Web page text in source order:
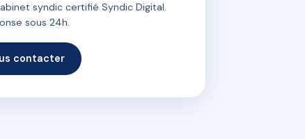
syndic certifié Syndic Digital.
sous 24h.
contacter